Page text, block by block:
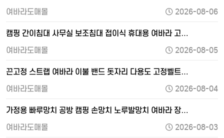
여바라도매몰
2026-08-06
캠핑 간이침대 사무실 보조침대 접이식 휴대용 여바라 고…
여바라도매몰
2026-08-05
끈고정 스트랩 여바라 이불 밴드 돗자리 다용도 고정벨트…
여바라도매몰
2026-08-04
가정용 빠루망치 공방 캠핑 손망치 노루발망치 여바라 장…
여바라도매몰
2026-08-03